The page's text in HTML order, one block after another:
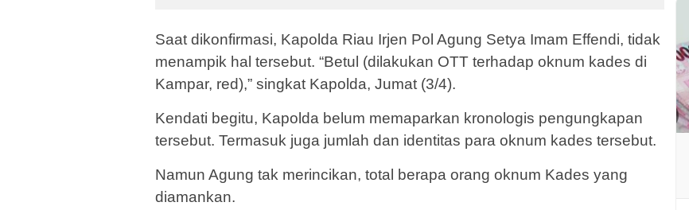
Saat dikonfirmasi, Kapolda Riau Irjen Pol Agung Setya Imam Effendi, tidak
menampik hal tersebut. “Betul (dilakukan OTT terhadap oknum kades di
Kampar, red),” singkat Kapolda, Jumat (3/4).
Kendati begitu, Kapolda belum memaparkan kronologis pengungkapan
tersebut. Termasuk juga jumlah dan identitas para oknum kades tersebut.
Namun Agung tak merincikan, total berapa orang oknum Kades yang
diamankan.